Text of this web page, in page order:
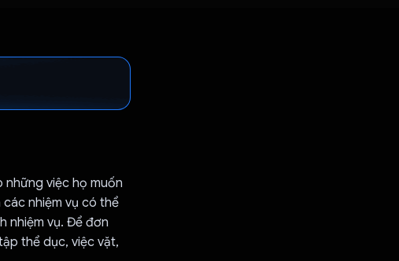
những việc họ muốn
nhiệm vụ có thể
nhiệm vụ. Để đơn
thể dục, việc vặt,